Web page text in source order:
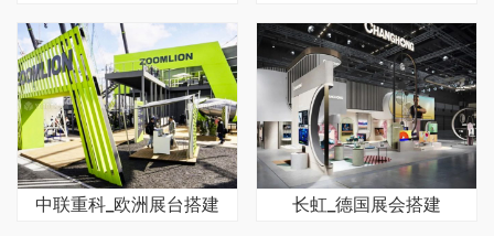
中联重科_欧洲展台搭建 长虹_德国展会搭建